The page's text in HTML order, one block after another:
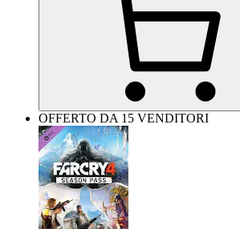
OFFERTO DA 15 VENDITORI